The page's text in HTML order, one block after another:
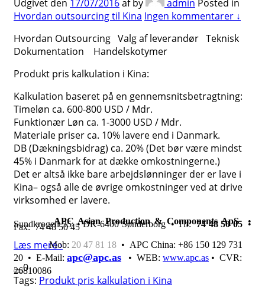
Udgivet den 17/07/2016afby admin Posted in
Hvordan outsourcing til Kina Ingen kommentarer ↓
Hvordan Outsourcing Valg af leverandør Teknisk
Dokumentation Handelskotymer
Produkt pris kalkulation i Kina:
Kalkulation baseret på en gennemsnitsbetragtning:
Timeløn ca. 600-800 USD / Mdr.
Funktionær Løn ca. 1-3000 USD / Mdr.
Materiale priser ca. 10% lavere end i Danmark.
DB (Dækningsbidrag) ca. 20% (Det bør være mindst
45% i Danmark for at dække omkostningerne.)
Det er altså ikke bare arbejdslønninger der er lave i
Kina– også alle de øvrige omkostninger ved at drive
virksomhed er lavere.
…
Læs mere ›
0
Tags: Produkt pris kalkulation i Kina
APC Asian Production & Components ApS•
Sundkrogen 35 • DK-6400 Sønderborg • Tlf:74 48 50 05•
Fax: 74 48 50 45
Mob: 20 47 81 18 • APC China: +86 150 129 731
20 • E-Mail: apc@apc.as • WEB: www.apc.as • CVR:
26810086